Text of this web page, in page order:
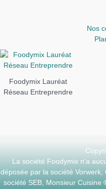
Nos
Foodymix Lauréat
Réseau Entreprendre
La société Foodymix n'a
déposée par la société
société SEB, Monsieur Cuisine